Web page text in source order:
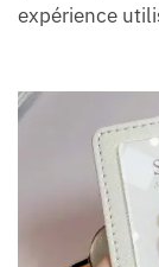
expérience